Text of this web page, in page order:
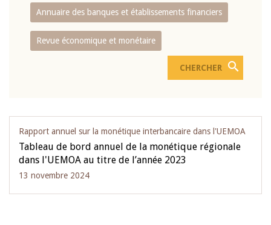
Annuaire des banques et établissements financiers
Revue économique et monétaire
Rapport annuel sur la monétique interbancaire dans l'UEMOA
Tableau de bord annuel de la monétique régionale
dans l'UEMOA au titre de l’année 2023
13 novembre 2024